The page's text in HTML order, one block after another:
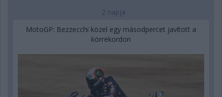
2 napja
MotoGP: Bezzecchi közel egy másodpercet javított a
körrekordon